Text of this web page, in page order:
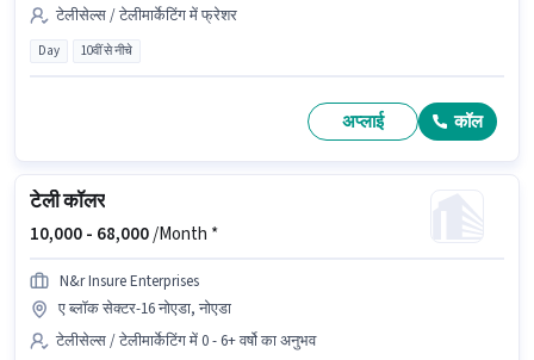
टेलीसेल्स / टेलीमार्केटिंग में फ्रेशर
Day 10वीं से नीचे
अप्लाई कॉल
टेली कॉलर
10,000 - 68,000/Month *
N&r Insure Enterprises
ए ब्लॉक सेक्टर-16 नोएडा, नोएडा
टेलीसेल्स / टेलीमार्केटिंग में 0 - 6+ वर्षो का अनुभव